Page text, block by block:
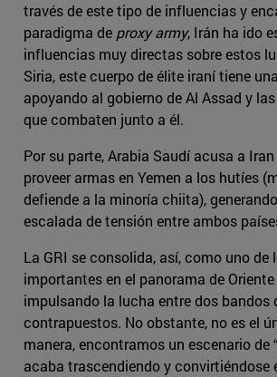
través de este tipo de influencias y
paradigma de proxy army, Irán ha ido
influencias muy directas sobre estos
Siria, este cuerpo de élite iraní tiene
apoyando al gobierno de Al Assad y
que combaten junto a él.
Por su parte, Arabia Saudí acusa a
proveer armas en Yemen a los hutíes
defiende a la minoría chiita),
escalada de tensión entre ambos
La GRI se consolida, así, como uno
importantes en el panorama de
impulsando la lucha entre dos bandos
contrapuestos. No obstante, no es el
manera, encontramos un escenario de
acaba trascendiendo y convirtiéndose